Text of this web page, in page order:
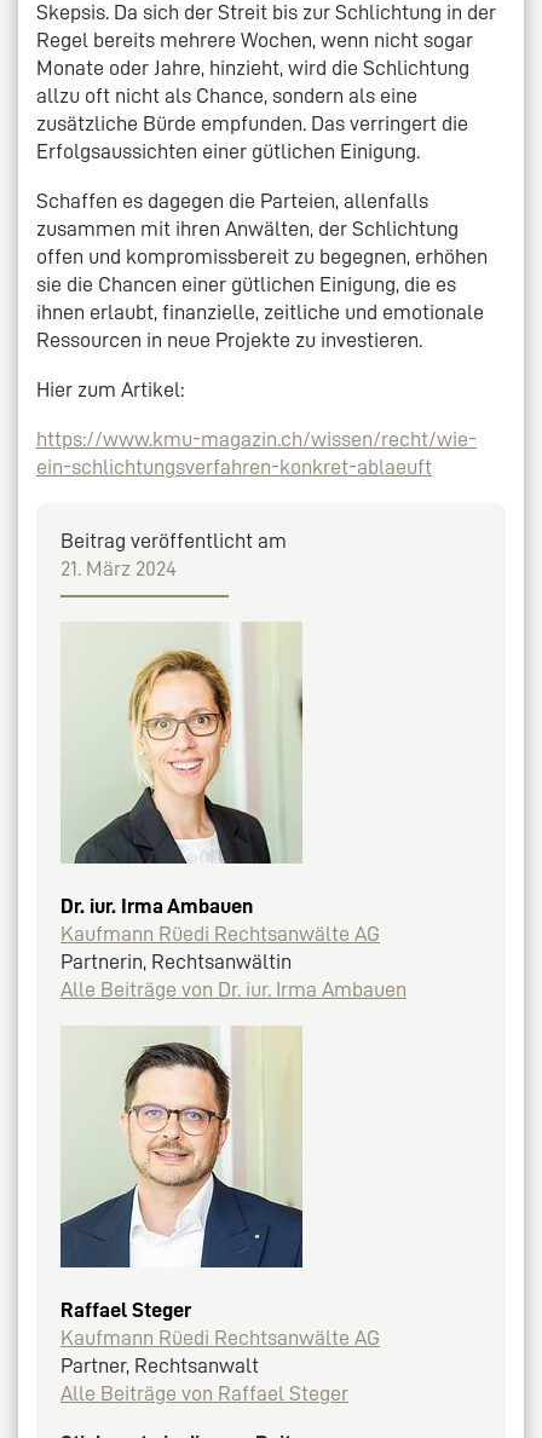
Skepsis. Da sich der Streit bis zur Schlichtung in der
Regel bereits mehrere Wochen, wenn nicht sogar
Monate oder Jahre, hinzieht, wird die Schlichtung
allzu oft nicht als Chance, sondern als eine
zusätzliche Bürde empfunden. Das verringert die
Erfolgsaussichten einer gütlichen Einigung.
Schaffen es dagegen die Parteien, allenfalls
zusammen mit ihren Anwälten, der Schlichtung
offen und kompromissbereit zu begegnen, erhöhen
sie die Chancen einer gütlichen Einigung, die es
ihnen erlaubt, finanzielle, zeitliche und emotionale
Ressourcen in neue Projekte zu investieren.
Hier zum Artikel:
https://www.kmu-magazin.ch/wissen/recht/wie-
ein-schlichtungsverfahren-konkret-ablaeuft
Beitrag veröffentlicht am
21. März 2024
Dr. iur. Irma Ambauen
Kaufmann Rüedi Rechtsanwälte AG
Partnerin, Rechtsanwältin
Alle Beiträge von Dr. iur. Irma Ambauen
Raffael Steger
Kaufmann Rüedi Rechtsanwälte AG
Partner, Rechtsanwalt
Alle Beiträge von Raffael Steger